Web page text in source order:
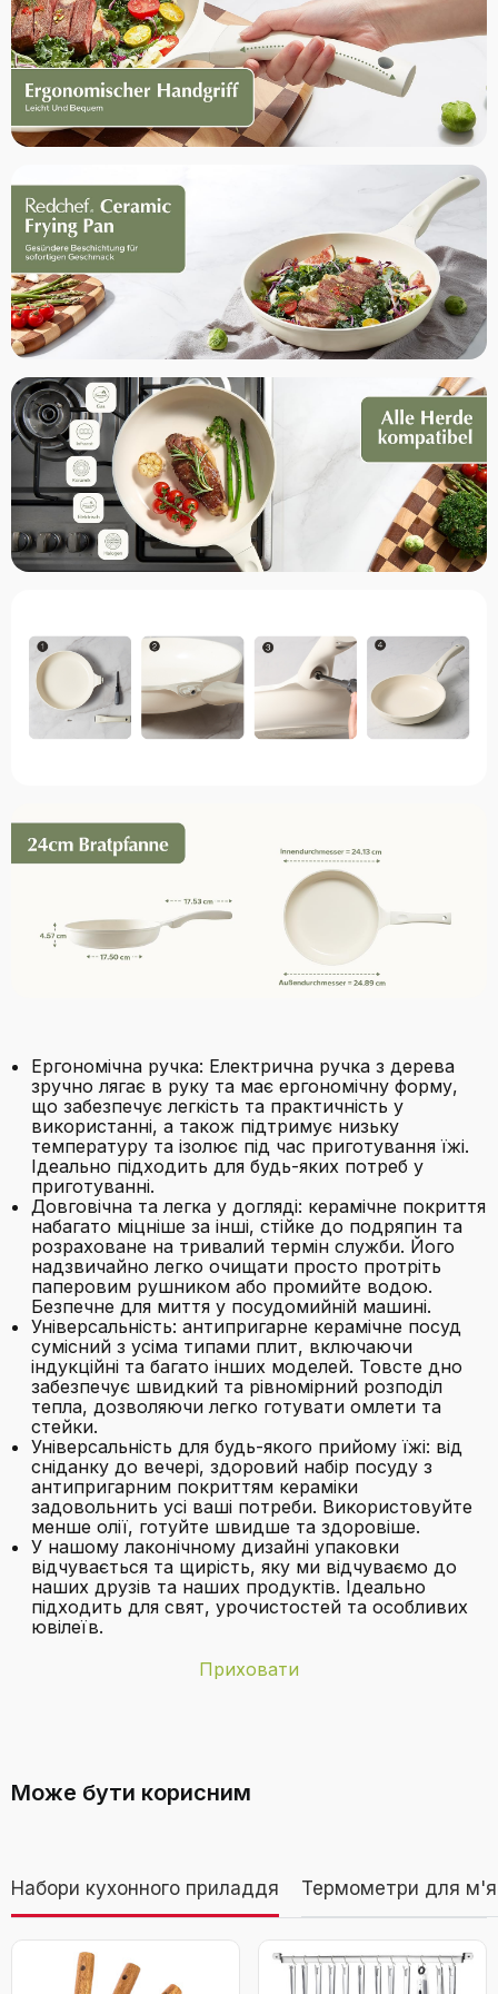
Ергономічна ручка: Електрична ручка з дерева
зручно лягає в руку та має ергономічну форму,
що забезпечує легкість та практичність у
використанні, а також підтримує низьку
температуру та ізолює під час приготування їжі.
Ідеально підходить для будь-яких потреб у
приготуванні.
Довговічна та легка у догляді: керамічне покриття
набагато міцніше за інші, стійке до подряпин та
розраховане на тривалий термін служби. Його
надзвичайно легко очищати просто протріть
паперовим рушником або промийте водою.
Безпечне для миття у посудомийній машині.
Універсальність: антипригарне керамічне посуд
сумісний з усіма типами плит, включаючи
індукційні та багато інших моделей. Товсте дно
забезпечує швидкий та рівномірний розподіл
тепла, дозволяючи легко готувати омлети та
стейки.
Універсальність для будь-якого прийому їжі: від
сніданку до вечері, здоровий набір посуду з
антипригарним покриттям кераміки
задовольнить усі ваші потреби. Використовуйте
менше олії, готуйте швидше та здоровіше.
У нашому лаконічному дизайні упаковки
відчувається та щирість, яку ми відчуваємо до
наших друзів та наших продуктів. Ідеально
підходить для свят, урочистостей та особливих
ювілеїв.
Приховати
Вміння 3 літри
Колір Бежевий
Матеріал
антипригарним покриттям, для
індукційних плит, для омлетів, сковорода
PFAS, PFOA, стійка до подряпин, можна
мити в посудомийній машині, бежевий
Може бути корисним
Набори кухонного приладдя Термометри для